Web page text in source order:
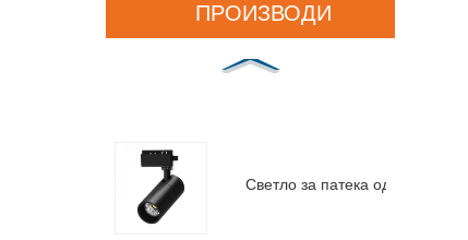
ПРОИЗВОДИ